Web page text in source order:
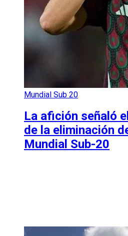
Mundial Sub 20
La afición señaló
de la eliminación
Mundial Sub-20